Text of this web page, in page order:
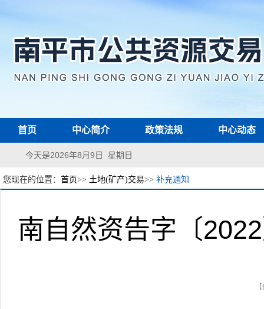
首页 中心简介 政策法规 中心动态
今天是2026年8月9日 星期日
您现在的位置： 首页>> 土地(矿产)交易>> 补充通知
南自然资告字〔